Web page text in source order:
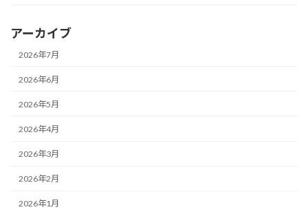
アーカイブ
2026年7月
2026年6月
2026年5月
2026年4月
2026年3月
2026年2月
2026年1月